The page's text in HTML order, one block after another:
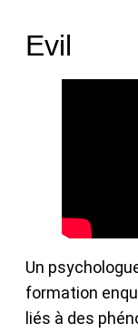
Evil
Un
formation
liés à des